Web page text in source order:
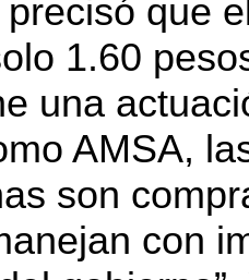
que
1.60
una
AMSA,
son
con